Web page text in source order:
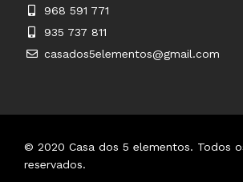
968 591 771
935 737 811
casados5elementos@gmail.com
© 2020 Casa dos 5 elementos. Todos
reservados.